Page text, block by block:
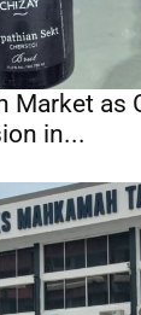
Market as
in...